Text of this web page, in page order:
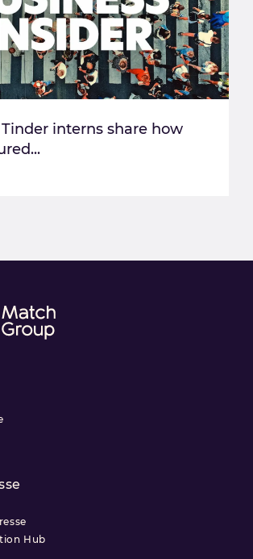
interns share how
Hub